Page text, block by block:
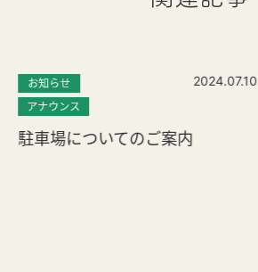
お知らせ
アナウンス
2024.07.10
駐車場についてのご案内